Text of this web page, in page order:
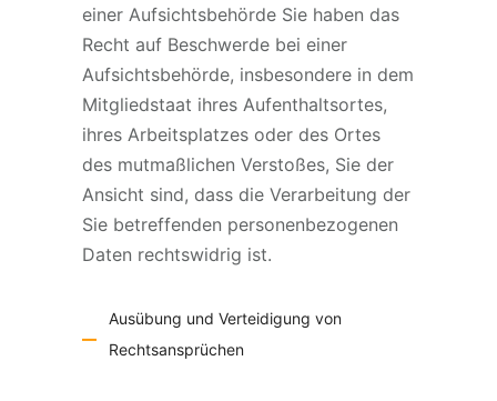
einer Aufsichtsbehörde Sie haben das
Recht auf Beschwerde bei einer
Aufsichtsbehörde, insbesondere in dem
Mitgliedstaat ihres Aufenthaltsortes,
ihres Arbeitsplatzes oder des Ortes
des mutmaßlichen Verstoßes, Sie der
Ansicht sind, dass die Verarbeitung der
Sie betreffenden personenbezogenen
Daten rechtswidrig ist.
Ausübung und Verteidigung von
Rechtsansprüchen